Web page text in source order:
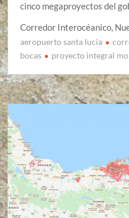
cinco megaproyectos del
Corredor Interocéanico,
aeropuerto santa lucia
bocas
proyecto integral